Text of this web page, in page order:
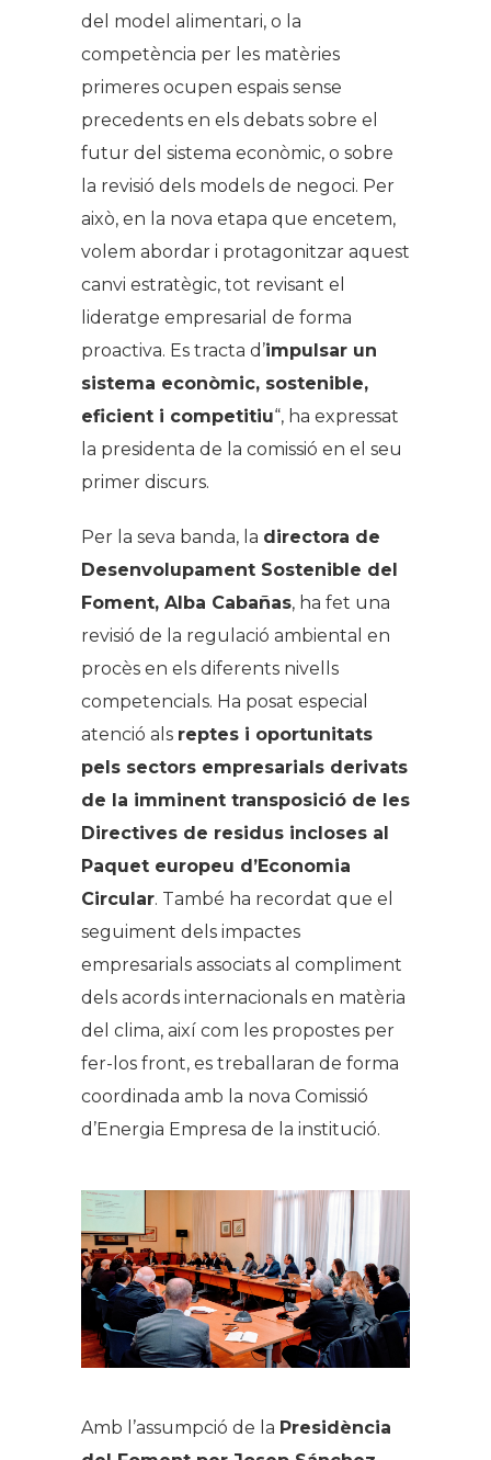
del model alimentari, o la
competència per les matèries
primeres ocupen espais sense
precedents en els debats sobre el
futur del sistema econòmic, o sobre
la revisió dels models de negoci. Per
això, en la nova etapa que encetem,
volem abordar i protagonitzar aquest
canvi estratègic, tot revisant el
lideratge empresarial de forma
proactiva. Es tracta d’impulsar un
sistema econòmic, sostenible,
eficient i competitiu“, ha expressat
la presidenta de la comissió en el seu
primer discurs.
Per la seva banda, la directora de
Desenvolupament Sostenible del
Foment, Alba Cabañas, ha fet una
revisió de la regulació ambiental en
procès en els diferents nivells
competencials. Ha posat especial
atenció als reptes i oportunitats
pels sectors empresarials derivats
de la imminent transposició de les
Directives de residus incloses al
Paquet europeu d’Economia
Circular. També ha recordat que el
seguiment dels impactes
empresarials associats al compliment
dels acords internacionals en matèria
del clima, així com les propostes per
fer-los front, es treballaran de forma
coordinada amb la nova Comissió
d’Energia Empresa de la institució.